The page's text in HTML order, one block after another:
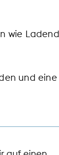
wie
und eine